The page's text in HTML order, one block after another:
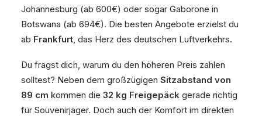
Johannesburg (ab 600€) oder sogar Gaborone in
Botswana (ab 694€). Die besten Angebote erzielst du
ab Frankfurt, das Herz des deutschen Luftverkehrs.
Du fragst dich, warum du den höheren Preis zahlen
solltest? Neben dem großzügigen Sitzabstand von
89 cm kommen die 32 kg Freigepäck gerade richtig
für Souvenirjäger. Doch auch der Komfort im direkten